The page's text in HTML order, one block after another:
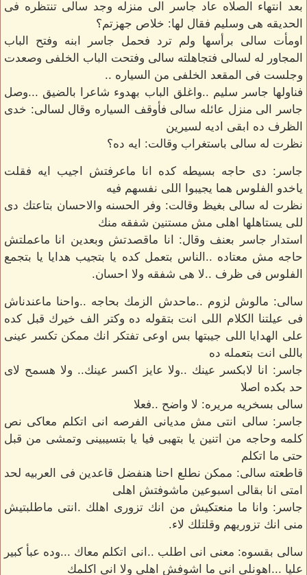
بعد انتهاء الصلاه عاد جاسر الى منزله وجد سالى تنتظره فى
الحديقه هى وسليم فقال لها: خلاص جهزتم؟
اومأت سالى برأسها ولم ترد فحمل جاسر ابنه وفتح الباب
المجاور له لسالى فتجاهلته سالى وفتحت الباب الخلفى وصعدت
وجلست فى المقعد الخلفى من السياره ..
فناولها جاسر سليم ..واغلق الباب بهدوء شاعرا بالضيق ...وصل
جاسر الى منزل عائله سالى فأوقف السياره وقال لسالى: خدى
الظرف ده ابقى اديه لسيرين
نظرت له سالى باستغراب وقالت: ايه ده؟
جاسر: دى حاجه بسيطه كده انا ماعرفتش اجيب ايه فقلت
ياخدو الفلوس هما يجيبوا اللى نفسهم فيه
نظرت له سالى بغيظ وقالت: وفر الحسنه والاحسان بتاعتك دى
للى يستاهلها اهلى مش مستنين شفقه منك
استدار جاسر بعنف وقال: انا ماقصدتش وبعدين انا ماعملتش
حاجه مش معتاده ..الناس بتعمل كده يا بتجيب هدايا يا بتجمع
الفلوس فى ظرف ..لا هى شفقه ولا احسان.
سالى: مالوش لزوم ..ماحدش الزمك بحاجه ..واحنا ماعندناش
فى عيلتنا الكلام اللى انت بتقوله ده وكتر الف خيرك قبل كده
على الهدايا اللى جيبتها بس اوعى تفتكر انك ممكن تكسر عينى
باللى انت بتعمله ده
جاسر: انا لابكسر عينك ..ولا عايز اكسر عينك.. ولا هسمح لاى
حد بكده اصلا
سالى بسخريه مريره: لا واضح ..فعلا
جاسر: سالى انتى مش مديانى الفرصه انى اتكلم معاكى نص
كلمه وحاجه من اتنين يا بتهبى فيا يا بتسيبينى وتمشى من قبل
حتى ما اتكلم
قاطعته سالى: ممكن نطلع احنا هنفضل قاعدين فى العربيه لحد
امتى انا بقالى اسبوعين ماشوفتش اهلى
جاسر: وانا ما منعتكيش من انك تزورى اهلك .انتى ماطلبتيش
منى انك تزوريهم وقلتلك لاء.
سالى بقسوه: معنى انى اطلب ..انى اتكلم معاك ...وده عبأ كبير
عليا ...اهونلى انى ما اشوفش اهلى ولا انى اكلمك